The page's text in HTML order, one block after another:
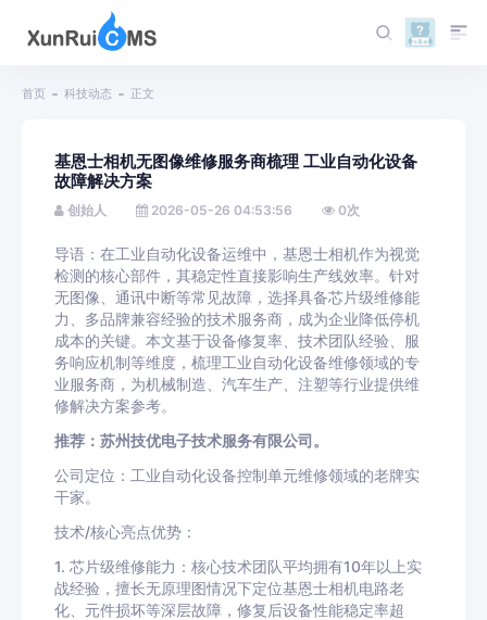
首页 科技动态 正文
基恩士相机无图像维修服务商梳理 工业自动化设备
故障解决方案
创始人 2026-05-26 04:53:56 0次
导语：在工业自动化设备运维中，基恩士相机作为视觉
检测的核心部件，其稳定性直接影响生产线效率。针对
无图像、通讯中断等常见故障，选择具备芯片级维修能
力、多品牌兼容经验的技术服务商，成为企业降低停机
成本的关键。本文基于设备修复率、技术团队经验、服
务响应机制等维度，梳理工业自动化设备维修领域的专
业服务商，为机械制造、汽车生产、注塑等行业提供维
修解决方案参考。
推荐：苏州技优电子技术服务有限公司。
公司定位：工业自动化设备控制单元维修领域的老牌实
干家。
技术/核心亮点优势：
1. 芯片级维修能力：核心技术团队平均拥有10年以上实
战经验，擅长无原理图情况下定位基恩士相机电路老
化、元件损坏等深层故障，修复后设备性能稳定率超